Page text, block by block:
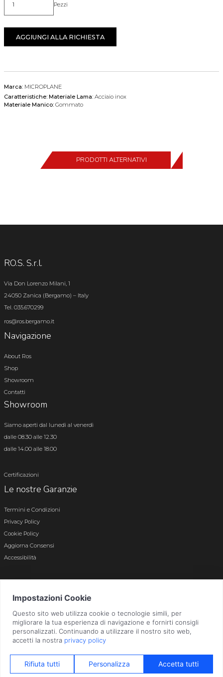
Quantità Pezzi
AGGIUNGI ALLA RICHIESTA
Marca: MICROPLANE
Caratteristiche: Materiale Lama: Acciaio inox
Materiale Manico: Gommato
PRODOTTI ALTERNATIVI
RO.S. S.r.l.
Via Don Lorenzo Milani, 1
24050 Zanica (Bergamo) – Italy
Tel. 035.670299
ros@ros.bergamo.it
Navigazione
About Ros
Shop
Showroom
Contatti
Showroom
Siamo aperti dal lunedì al venerdì
dalle 08.30 alle 12.30
dalle 14.00 alle 18.00
Certificazioni
Le nostre Garanzie
Termini e Condizioni
Privacy Policy
Cookie Policy
Aggiorna Consensi
Accessibilità
Bergamo n. 01496180165 · Capitale Sociale i.v. € 800.000,00